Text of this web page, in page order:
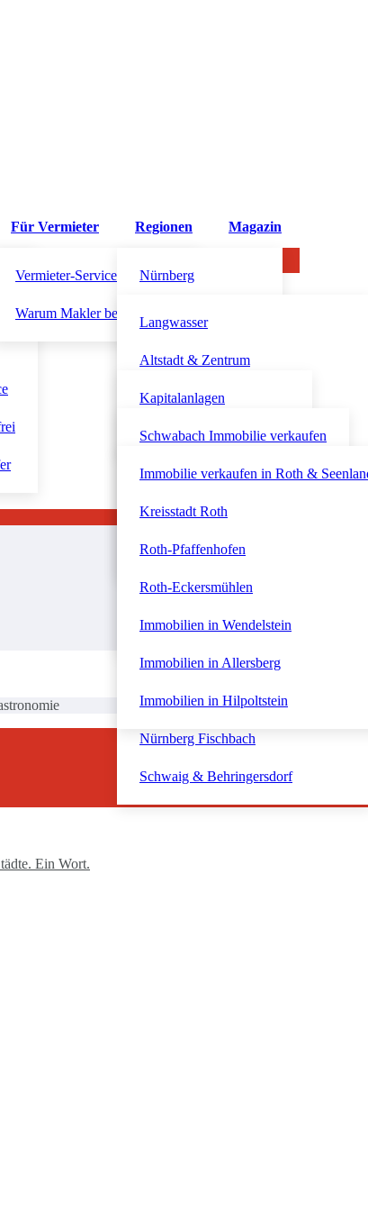
Für Vermieter
Vermieter-Service
Warum Makler beauftragen?
Regionen
Nürnberg
Langwasser
Altstadt & Zentrum
Südstadt
Nordstadt & Johannis
Dutzendteich & Südost
Gartenstadt & Süd
Eibach & Röthenbach
Nördliche Außenstadt Almoshof
Nordöstliche Außenstadt Erlenstegen
Nürnberger Westen
Nürnberg Altenfurt
Nürnberg Fischbach
Schwaig & Behringersdorf
Kapitalanlagen
Westvorstadt & Dambach
Fürther Südstadt
Innenstadt und Stadtpark
Immobilien in Zirndorf
Immobilien in Oberasbach
Immobilien in Stein
Schwabach Immobilie verkaufen
Schwabach-Wolkersdorf
Schwabach-Penzendorf
Schwabach-Eichwasen
Immobilie verkaufen in Roth &
Kreisstadt Roth
Roth-Pfaffenhofen
Roth-Eckersmühlen
Immobilien in Wendelstein
Immobilien in Allersberg
Immobilien in Hilpoltstein
Magazin
Ein Wort.